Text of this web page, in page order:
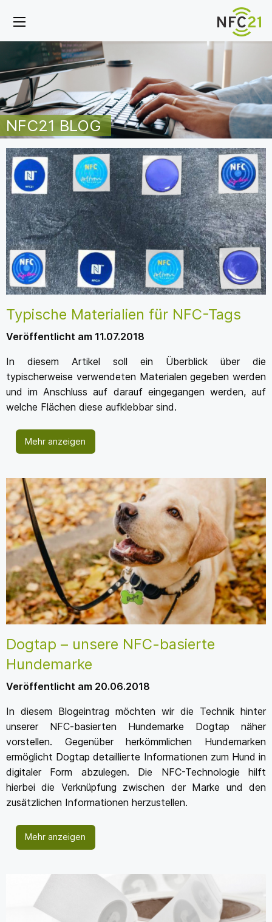
NFC21 BLOG
Typische Materialien für NFC-Tags
Veröffentlicht am 11.07.2018
In diesem Artikel soll ein Überblick über die
typischerweise verwendeten Materialen gegeben werden
und im Anschluss auf darauf eingegangen werden, auf
welche Flächen diese aufklebbar sind.
Mehr anzeigen
Dogtap – unsere NFC-basierte
Hundemarke
Veröffentlicht am 20.06.2018
In diesem Blogeintrag möchten wir die Technik hinter
unserer NFC-basierten Hundemarke Dogtap näher
vorstellen. Gegenüber herkömmlichen Hundemarken
ermöglicht Dogtap detaillierte Informationen zum Hund in
digitaler Form abzulegen. Die NFC-Technologie hilft
hierbei die Verknüpfung zwischen der Marke und den
zusätzlichen Informationen herzustellen.
Mehr anzeigen